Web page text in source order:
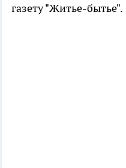
газету "Житье-бытье".